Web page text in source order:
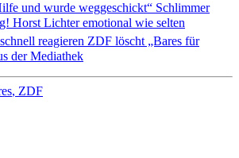
und wurde weggeschickt“ Schlimmer
Horst Lichter emotional wie selten
reagieren ZDF löscht „Bares für
der Mediathek
ZDF